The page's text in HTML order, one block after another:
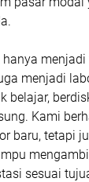
menjadi
belajar,
Kami
baru, tetapi
sesuai